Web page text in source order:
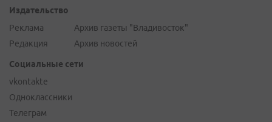
Издательство
Реклама
Редакция
Архив газеты "Владивосток"
Архив новостей
Социальные сети
vkontakte
Одноклассники
Телеграм